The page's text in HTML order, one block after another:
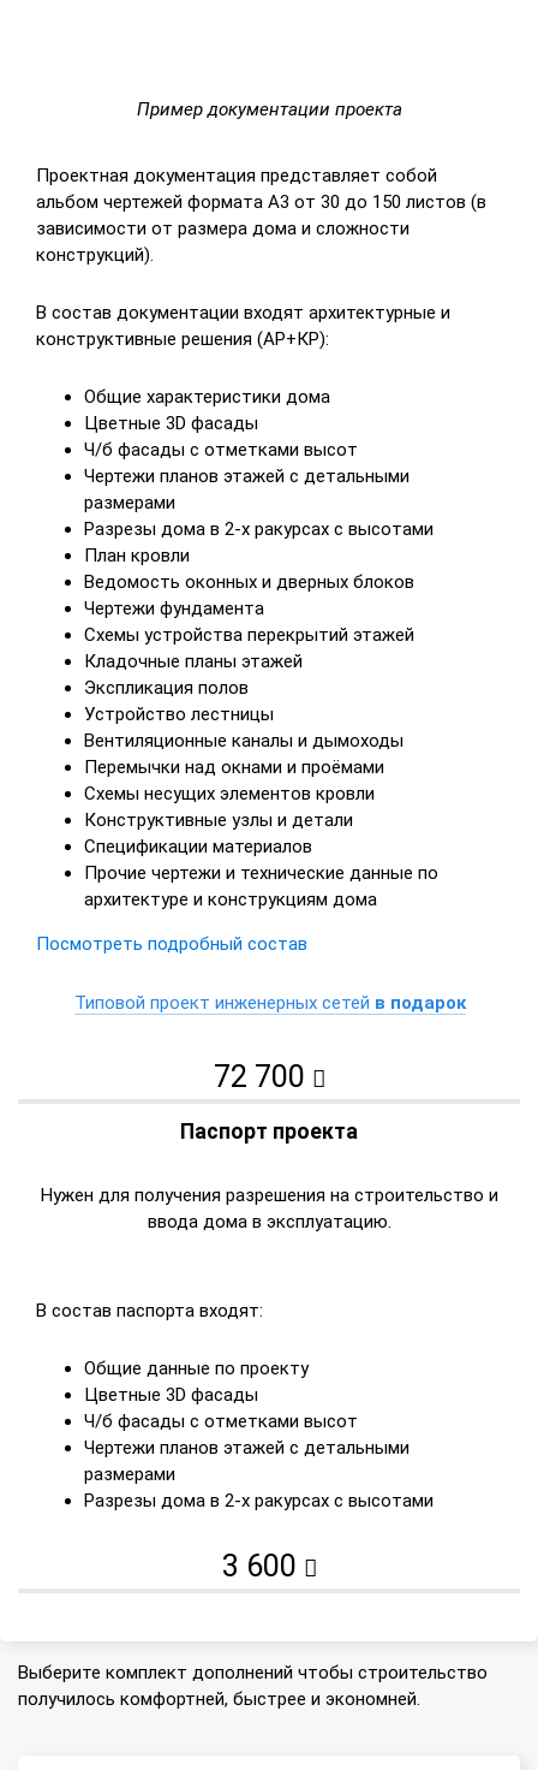
Пример документации проекта
Проектная документация представляет собой
альбом чертежей формата А3 от 30 до 150 листов (в
зависимости от размера дома и сложности
конструкций).
В состав документации входят архитектурные и
конструктивные решения (АР+КР):
Общие характеристики дома
Цветные 3D фасады
Ч/б фасады с отметками высот
Чертежи планов этажей с детальными
размерами
Разрезы дома в 2-х ракурсах с высотами
План кровли
Ведомость оконных и дверных блоков
Чертежи фундамента
Схемы устройства перекрытий этажей
Кладочные планы этажей
Экспликация полов
Устройство лестницы
Вентиляционные каналы и дымоходы
Перемычки над окнами и проёмами
Схемы несущих элементов кровли
Конструктивные узлы и детали
Спецификации материалов
Прочие чертежи и технические данные по
архитектуре и конструкциям дома
Посмотреть подробный состав
Типовой проект инженерных сетей в подарок
72 700
Паспорт проекта
Нужен для получения разрешения на строительство и
ввода дома в эксплуатацию.
В состав паспорта входят:
Общие данные по проекту
Цветные 3D фасады
Ч/б фасады с отметками высот
Чертежи планов этажей с детальными
размерами
Разрезы дома в 2-х ракурсах с высотами
3 600
Выберите комплект дополнений чтобы строительство
получилось комфортней, быстрее и экономней.